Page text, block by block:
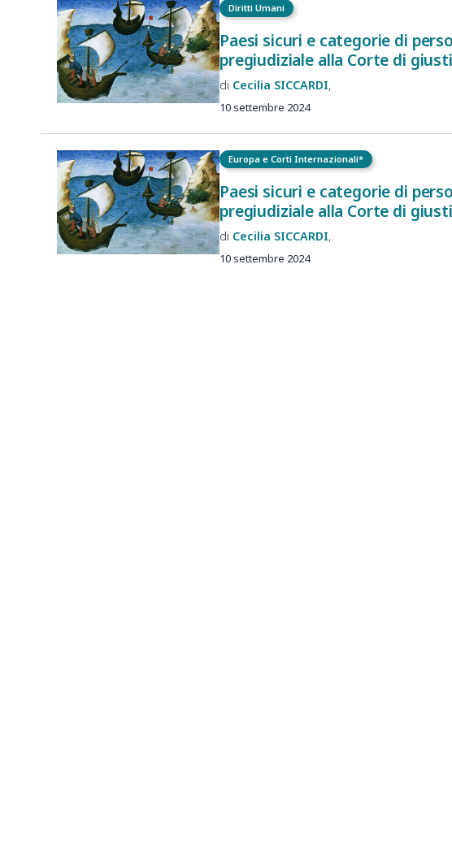
Diritti Umani
Paesi sicuri e categorie di
pregiudiziale alla Corte di
Cecilia SICCARDI
10 settembre 2024
Europa e Corti Internazionali*
Paesi sicuri e categorie di
pregiudiziale alla Corte di
Cecilia SICCARDI
10 settembre 2024